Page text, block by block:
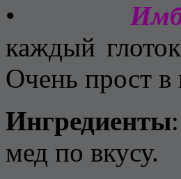
•
каждый
Очень прост в
Ингредиенты
мед по вкусу.